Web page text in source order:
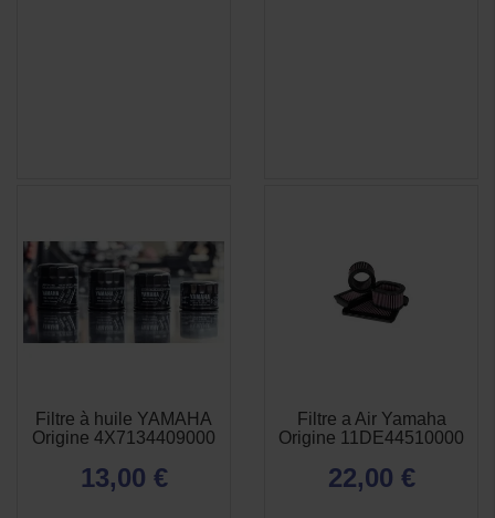
Filtre à huile YAMAHA
Origine 4X7134409000
13,00 €
Filtre a Air Yamaha
Origine 11DE44510000
22,00 €
APERÇU
RAPIDE
APERÇU
RAPIDE